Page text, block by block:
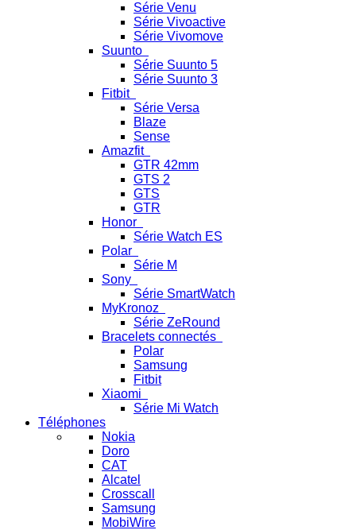
Série Venu
Série Vivoactive
Série Vivomove
Suunto
Série Suunto 5
Série Suunto 3
Fitbit
Série Versa
Blaze
Sense
Amazfit
GTR 42mm
GTS 2
GTS
GTR
Honor
Série Watch ES
Polar
Série M
Sony
Série SmartWatch
MyKronoz
Série ZeRound
Bracelets connectés
Polar
Samsung
Fitbit
Xiaomi
Série Mi Watch
Téléphones
Nokia
Doro
CAT
Alcatel
Crosscall
Samsung
MobiWire